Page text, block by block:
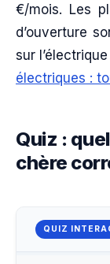
€/mois. Les
d’ouverture
sur
électriques :
Quiz :
chère
QUIZ